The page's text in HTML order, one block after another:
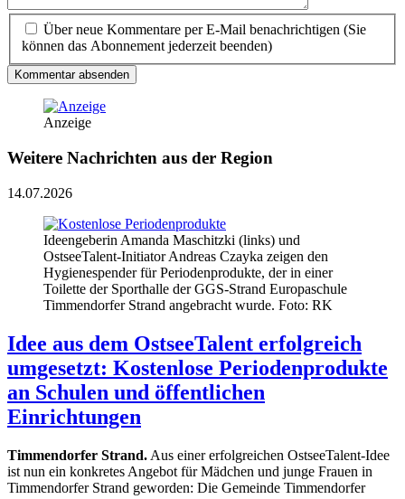
Über neue Kommentare per E-Mail benachrichtigen (Sie
können das Abonnement jederzeit beenden)
Kommentar absenden
Anzeige
Weitere Nachrichten aus der Region
14.07.2026
Ideengeberin Amanda Maschitzki (links) und
OstseeTalent-Initiator Andreas Czayka zeigen den
Hygienespender für Periodenprodukte, der in einer
Toilette der Sporthalle der GGS-Strand Europaschule
Timmendorfer Strand angebracht wurde. Foto: RK
Idee aus dem OstseeTalent erfolgreich
umgesetzt: Kostenlose Periodenprodukte
an Schulen und öffentlichen
Einrichtungen
Timmendorfer Strand. Aus einer erfolgreichen OstseeTalent-Idee
ist nun ein konkretes Angebot für Mädchen und junge Frauen in
Timmendorfer Strand geworden: Die Gemeinde Timmendorfer